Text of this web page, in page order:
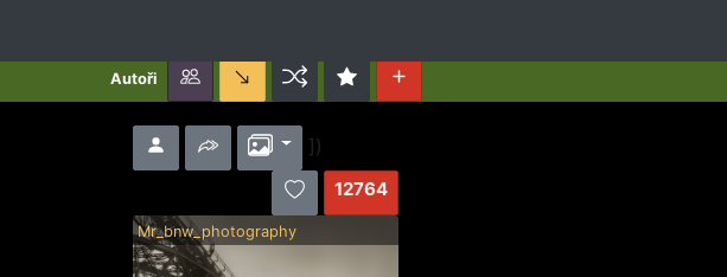
Autoři
])
12764
Mr_bnw_photography